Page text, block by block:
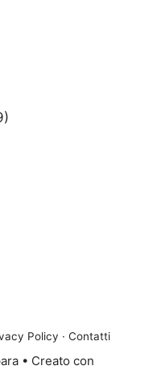
Policy · Contatti
• Creato con